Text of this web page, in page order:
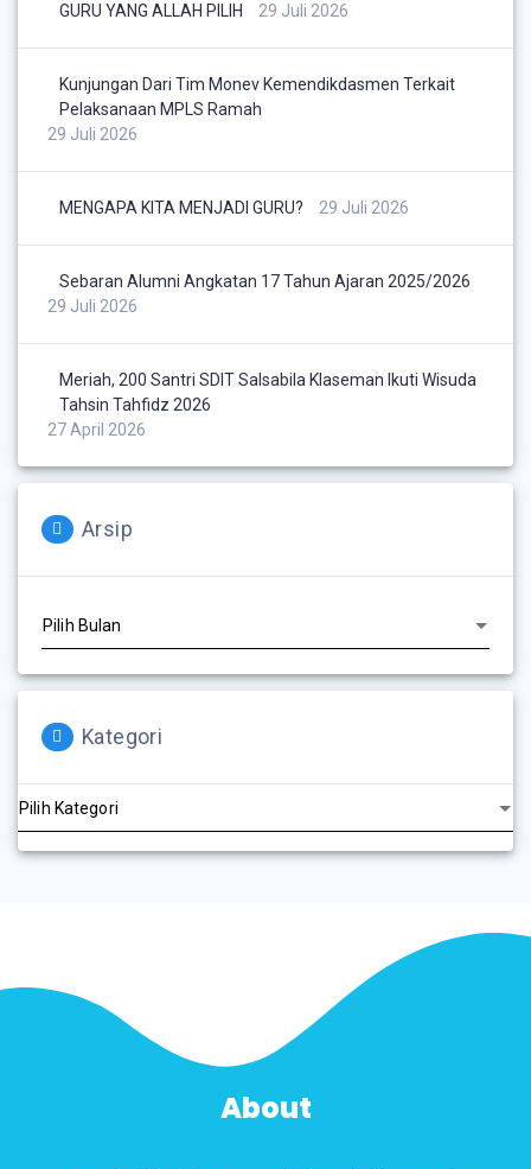
GURU YANG ALLAH PILIH 29 Juli 2026
Kunjungan Dari Tim Monev Kemendikdasmen Terkait
Pelaksanaan MPLS Ramah
29 Juli 2026
MENGAPA KITA MENJADI GURU? 29 Juli 2026
Sebaran Alumni Angkatan 17 Tahun Ajaran 2025/2026
29 Juli 2026
Meriah, 200 Santri SDIT Salsabila Klaseman Ikuti Wisuda
Tahsin Tahfidz 2026
27 April 2026
Arsip
Kategori
About